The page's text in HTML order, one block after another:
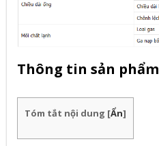
Thông tin sản phẩm
Tóm tắt nội dung [Ẩn]